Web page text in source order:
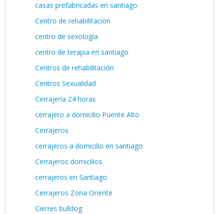
casas prefabricadas en santiago
Centro de rehabilitacion
centro de sexología
centro de terapia en santiago
Centros de rehabilitación
Centros Sexualidad
Cerrajería 24 horas
cerrajero a domicilio Puente Alto
Cerrajeros
cerrajeros a domicilio en santiago
Cerrajeros domicilios
cerrajeros en Santiago
Cerrajeros Zona Oriente
Cierres bulldog